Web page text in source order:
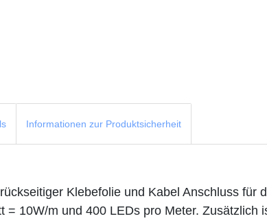
Informationen zur Produktsicherheit
Klebefolie und Kabel Anschluss für
= 10W/m und 400 LEDs pro Meter. Zusätzlich